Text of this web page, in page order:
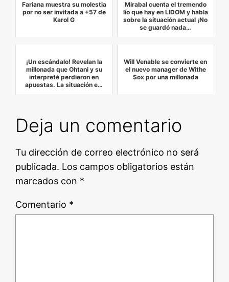
Fariana muestra su molestia
por no ser invitada a +57 de
Karol G
Mirabal cuenta el tremendo
lío que hay en LIDOM y habla
sobre la situación actual ¡No
se guardó nada…
¡Un escándalo! Revelan la
millonada que Ohtani y su
interpreté perdieron en
apuestas. La situación e…
Will Venable se convierte en
el nuevo manager de Withe
Sox por una millonada
Deja un comentario
Tu dirección de correo electrónico no será
publicada. Los campos obligatorios están
marcados con *
Comentario *